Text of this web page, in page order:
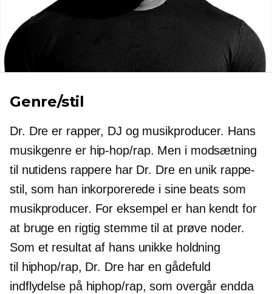
Genre/stil
Dr. Dre er rapper, DJ og musikproducer. Hans
musikgenre er hip-hop/rap. Men i modsætning
til nutidens rappere har Dr. Dre en unik rappe-
stil, som han inkorporerede i sine beats som
musikproducer. For eksempel er han kendt for
at bruge en rigtig stemme til at prøve noder.
Som et resultat af hans unikke holdning
til hiphop/rap, Dr. Dre har en gådefuld
indflydelse på hiphop/rap, som overgår endda